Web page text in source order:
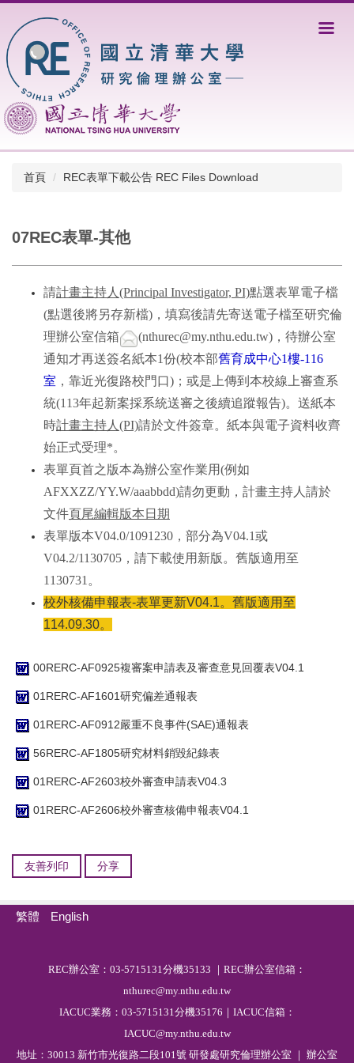
到
主
要
內
區
首頁 REC表單下載公告 REC Files Download
07REC表單-其他
請計畫主持人(Principal Investigator, PI)點選表單電子檔
(點選後將另存新檔)，填寫後請先寄送電子檔至研究倫
理辦公室信箱
(nthurec@my.nthu.edu.tw)，待辦公室
通知才再送簽名紙本1份(校本部舊育成中心1樓-116
室 ，靠近光復路校門口)；或是上傳到本校線上審查系
統(113年起新案採系統送審之後續追蹤報告)。送紙本
時計畫主持人(PI)請於文件簽章。紙本與電子資料收齊
始正式受理*。
表單頁首之版本為辦公室作業用(例如
AFXXZZ/YY.W/aaabbdd)請勿更動，計畫主持人請於
文件頁尾編輯版本日期
表單版本V04.0/1091230，部分為V04.1或
V04.2/1130705，請下載使用新版。舊版適用至
1130731。
校外核備申報表-表單更新V04.1。舊版適用至
114.09.30。
00RERC-AF0925複審案申請表及審查意見回覆表V04.1
01RERC-AF1601研究偏差通報表
01RERC-AF0912嚴重不良事件(SAE)通報表
56RERC-AF1805研究材料銷毀紀錄表
01RERC-AF2603校外審查申請表V04.3
01RERC-AF2606校外審查核備申報表V04.1
友善列印 分享
繁體 English
REC辦公室：03-5715131分機35133 ｜REC辦公室信箱：
nthurec@my.nthu.edu.tw
IACUC業務：03-5715131分機35176｜IACUC信箱：
IACUC@my.nthu.edu.tw
地址：30013 新竹市光復路二段101號 研發處研究倫理辦公室 ｜ 辦公室